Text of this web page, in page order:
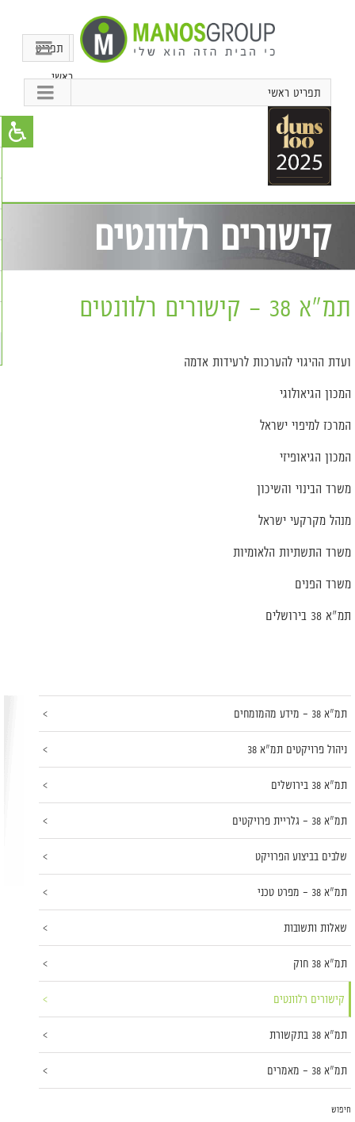
תפריט
ראשי
תפריט ראשי
קישורים רלוונטים
תמ"א 38 – קישורים רלוונטים
ועדת ההיגוי להערכות לרעידות אדמה
המכון הגיאולוגי
המרכז למיפוי ישראל
המכון הגיאופיזי
משרד הבינוי והשיכון
מנהל מקרקעי ישראל
משרד התשתיות הלאומיות
משרד הפנים
תמ"א 38 בירושלים
תמ"א 38 – מידע מהמומחים
ניהול פרויקטים תמ"א 38
תמ"א 38 בירושלים
תמ"א 38 – גלריית פרויקטים
שלבים בביצוע הפרויקט
תמ"א 38 – מפרט טכני
שאלות ותשובות
תמ"א 38 חוק
קישורים רלוונטים
תמ"א 38 בתקשורת
תמ"א 38 – מאמרים
חיפוש